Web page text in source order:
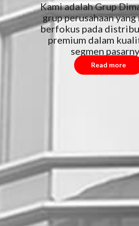
Kami adalah Grup
grup perusahaan yang
berfokus pada
premium dalam
segmen
Read more